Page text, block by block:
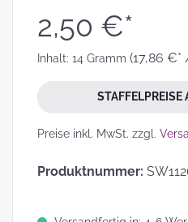
2,50 €*
Inhalt: 14 Gramm (17,86 €*
STAFFELPREISE
Preise inkl. MwSt. zzgl.
Produktnummer: